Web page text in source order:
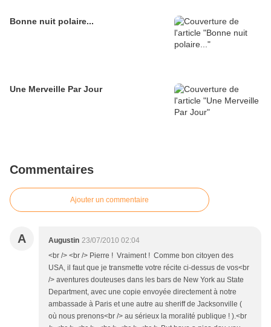
Bonne nuit polaire...
Une Merveille Par Jour
Commentaires
Ajouter un commentaire
A Augustin 23/07/2010 02:04
<br /> <br /> Pierre ! Vraiment ! Comme bon citoyen des
USA, il faut que je transmette votre récite ci-dessus de vos<br
/> aventures douteuses dans les bars de New York au State
Department, avec une copie envoyée directement à notre
ambassade à Paris et une autre au sheriff de Jacksonville (
où nous prenons<br /> au sérieux la moralité publique ! ).<br